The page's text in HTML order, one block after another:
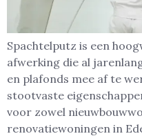
Spachtelputz is een
afwerking die al
en plafonds mee af te
stootvaste
voor zowel
renovatiewoningen in